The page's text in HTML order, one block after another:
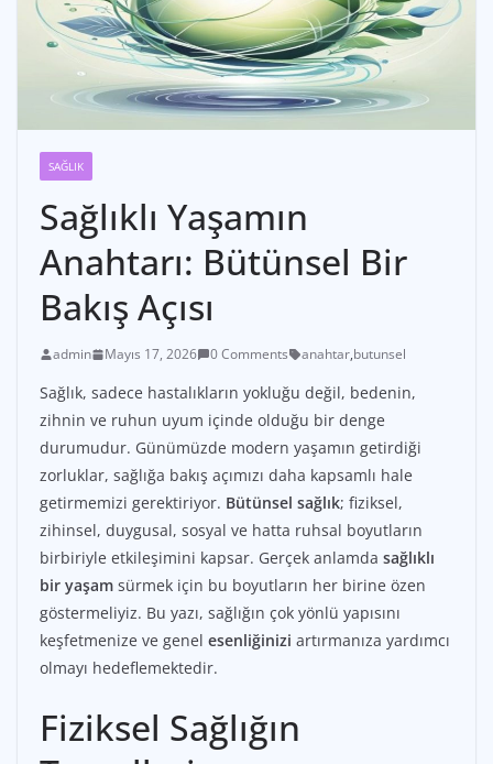
SAĞLIK
Sağlıklı Yaşamın
Anahtarı: Bütünsel Bir
Bakış Açısı
admin Mayıs 17, 2026 0 Comments anahtar,butunsel
Sağlık, sadece hastalıkların yokluğu değil, bedenin,
zihnin ve ruhun uyum içinde olduğu bir denge
durumudur. Günümüzde modern yaşamın getirdiği
zorluklar, sağlığa bakış açımızı daha kapsamlı hale
getirmemizi gerektiriyor. Bütünsel sağlık; fiziksel,
zihinsel, duygusal, sosyal ve hatta ruhsal boyutların
birbiriyle etkileşimini kapsar. Gerçek anlamda sağlıklı
bir yaşam sürmek için bu boyutların her birine özen
göstermeliyiz. Bu yazı, sağlığın çok yönlü yapısını
keşfetmenize ve genel esenliğinizi artırmanıza yardımcı
olmayı hedeflemektedir.
Fiziksel Sağlığın